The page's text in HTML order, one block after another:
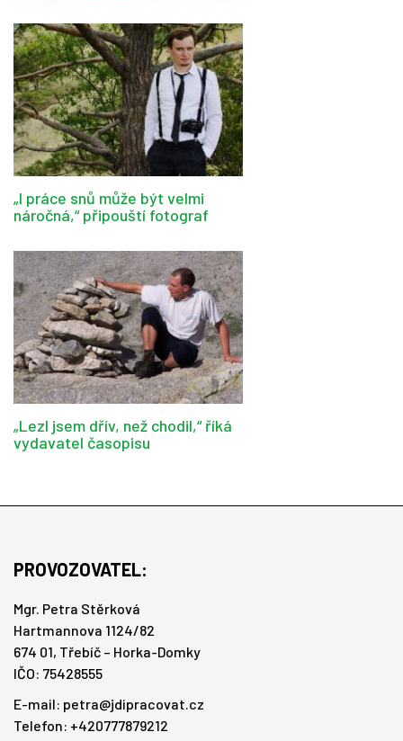
„I práce snů může být velmi
náročná,“ připouští fotograf
„Lezl jsem dřív, než chodil,“ říká
vydavatel časopisu
PROVOZOVATEL:
Mgr. Petra Stěrková
Hartmannova 1124/82
674 01, Třebíč – Horka-Domky
IČO: 75428555
E-mail: petra@jdipracovat.cz
Telefon: +420777879212